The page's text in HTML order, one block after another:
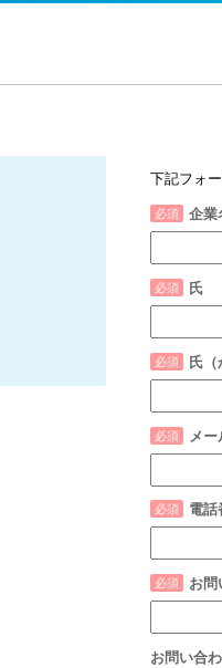
下記フォ
企業
氏
氏（
メ
電話
お問
お問い合